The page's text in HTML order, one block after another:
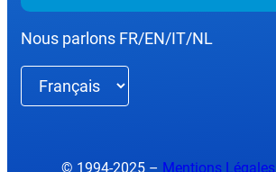
Nous parlons FR/EN/IT/NL
Choisir
une
© 1994-2025 – Mentions Légales